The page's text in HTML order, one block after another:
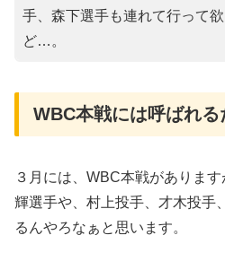
手、森下選手も連れて行って
ど…。
WBC本戦には呼ばれ
３月には、WBC本戦がありま
輝選手や、村上投手、才木投手
るんやろなぁと思います。